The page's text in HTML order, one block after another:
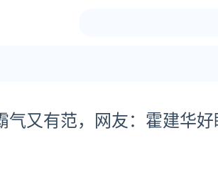
又有范，网友：霍建华好